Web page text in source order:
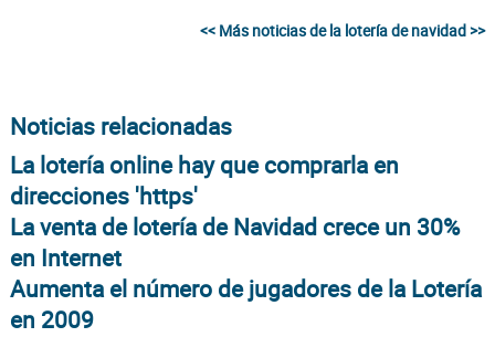
<< Más noticias de la lotería de navidad >>
Noticias relacionadas
La lotería online hay que comprarla en
direcciones 'https'
La venta de lotería de Navidad crece un 30%
en Internet
Aumenta el número de jugadores de la Lotería
en 2009